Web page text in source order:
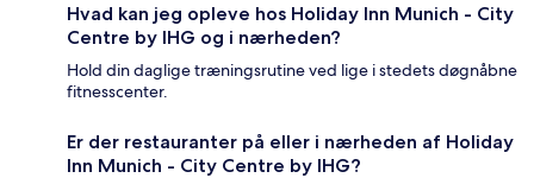
Hvad kan jeg opleve hos Holiday Inn Munich - City
Centre by IHG og i nærheden?
Hold din daglige træningsrutine ved lige i stedets døgnåbne
fitnesscenter.
Er der restauranter på eller i nærheden af Holiday
Inn Munich - City Centre by IHG?